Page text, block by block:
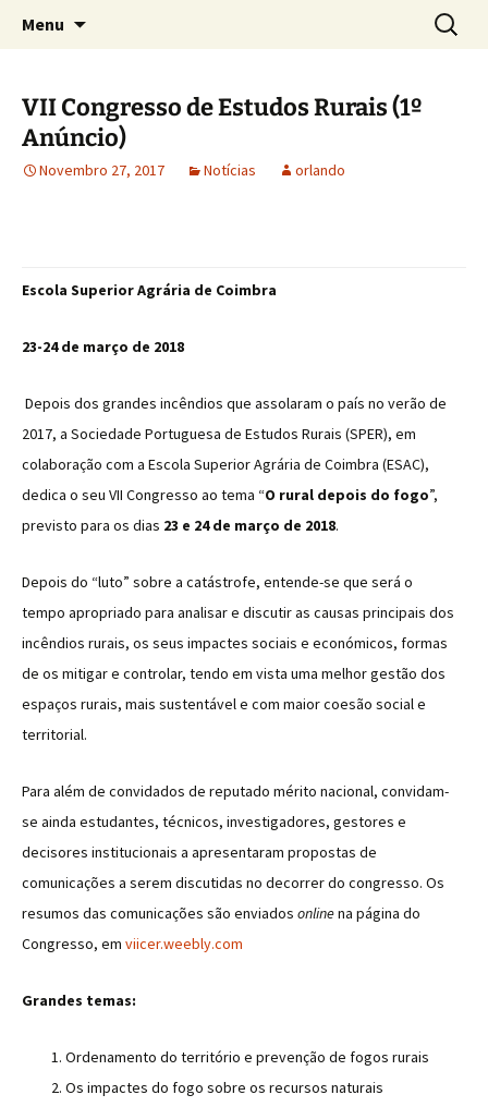
SPER
Sociedade Portuguesa de Estudos Rurais
Menu
por:
VII Congresso de Estudos Rurais (1º
Anúncio)
Novembro 27, 2017 Notícias orlando
Escola Superior Agrária de Coimbra
23-24 de março de 2018
Depois dos grandes incêndios que assolaram o país no verão de
2017, a Sociedade Portuguesa de Estudos Rurais (SPER), em
colaboração com a Escola Superior Agrária de Coimbra (ESAC),
dedica o seu VII Congresso ao tema “O rural depois do fogo”,
previsto para os dias 23 e 24 de março de 2018.
Depois do “luto” sobre a catástrofe, entende-se que será o
tempo apropriado para analisar e discutir as causas principais dos
incêndios rurais, os seus impactes sociais e económicos, formas
de os mitigar e controlar, tendo em vista uma melhor gestão dos
espaços rurais, mais sustentável e com maior coesão social e
territorial.
Para além de convidados de reputado mérito nacional, convidam-
se ainda estudantes, técnicos, investigadores, gestores e
decisores institucionais a apresentaram propostas de
comunicações a serem discutidas no decorrer do congresso. Os
resumos das comunicações são enviados onlinena página do
Congresso, em viicer.weebly.com
Grandes temas:
Ordenamento do território e prevenção de fogos rurais
Os impactes do fogo sobre os recursos naturais